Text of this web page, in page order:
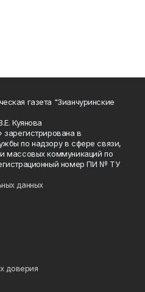
газета "Зианчуринские
Куянова
зарегистрирована в
по надзору в сфере связи,
массовых коммуникаций по
номер ПИ № ТУ
данных
доверия